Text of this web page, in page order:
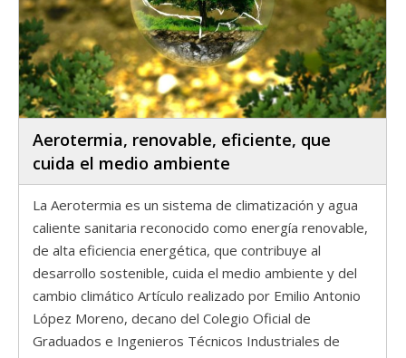
Aerotermia, renovable, eficiente, que
cuida el medio ambiente
La Aerotermia es un sistema de climatización y agua
caliente sanitaria reconocido como energía renovable,
de alta eficiencia energética, que contribuye al
desarrollo sostenible, cuida el medio ambiente y del
cambio climático Artículo realizado por Emilio Antonio
López Moreno, decano del Colegio Oficial de
Graduados e Ingenieros Técnicos Industriales de